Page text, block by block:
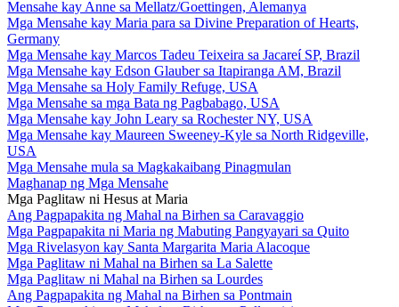
Mensahe kay Anne sa Mellatz/Goettingen, Alemanya
Mga Mensahe kay Maria para sa Divine Preparation of Hearts,
Germany
Mga Mensahe kay Marcos Tadeu Teixeira sa Jacareí SP, Brazil
Mga Mensahe kay Edson Glauber sa Itapiranga AM, Brazil
Mga Mensahe sa Holy Family Refuge, USA
Mga Mensahe sa mga Bata ng Pagbabago, USA
Mga Mensahe kay John Leary sa Rochester NY, USA
Mga Mensahe kay Maureen Sweeney-Kyle sa North Ridgeville,
USA
Mga Mensahe mula sa Magkakaibang Pinagmulan
Maghanap ng Mga Mensahe
Mga Paglitaw ni Hesus at Maria
Ang Pagpapakita ng Mahal na Birhen sa Caravaggio
Mga Pagpapakita ni Maria ng Mabuting Pangyayari sa Quito
Mga Rivelasyon kay Santa Margarita Maria Alacoque
Mga Paglitaw ni Mahal na Birhen sa La Salette
Mga Paglitaw ni Mahal na Birhen sa Lourdes
Ang Pagpapakita ng Mahal na Birhen sa Pontmain